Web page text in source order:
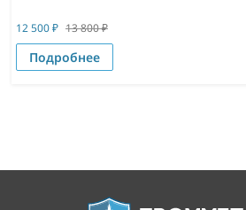
12 500₽ 13 800₽
Подробнее